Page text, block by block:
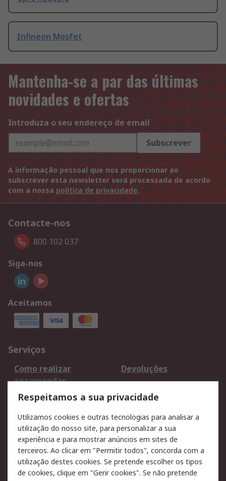
Infineon Mosfet
Mantenha-se a par das últimas
novidades e ofertas
Introduza o seu endereço de email
Subscrever
A informação pessoal que nos proporcionar ao
subscrever esta newsletter será processada de acordo
com a nossa política de privacidade.
Contacte-nos
800 102 037
Siga-nos
Aceitamos
Serviços
Como realizar
encomendas
Devoluções
Formas de entrega
Qualidade e ambiente
Pagamento e
faturação
Legal
Respeitamos a sua privacidade
Utilizamos cookies e outras tecnologias para analisar a
utilização do nosso site, para personalizar a sua
experiência e para mostrar anúncios em sites de
terceiros. Ao clicar em "Permitir todos", concorda com a
utilização destes cookies. Se pretende escolher os tipos
de cookies, clique em "Gerir cookies". Se não pretende